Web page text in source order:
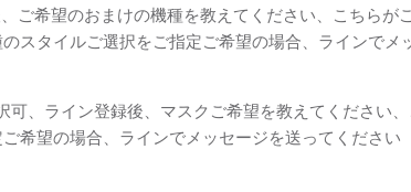
ご希望のおまけの機種を教えてください、こちらが
スタイルご選択をご指定ご希望の場合、ラインでメ
、ライン登録後、マスクご希望を教えてください
希望の場合、ラインでメッセージを送ってください